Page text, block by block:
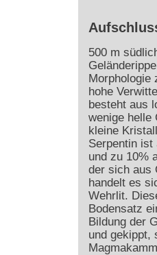
500 m
Morphologie
hohe
besteht aus
wenige helle
kleine
Serpentin
und zu 10%
der sich aus
handelt es
Wehrlit.
Bodensatz
Bildung der
und gekippt,